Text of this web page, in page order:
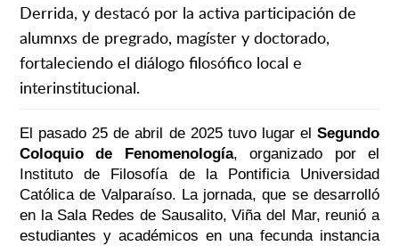
Derrida, y destacó por la activa participación de
alumnxs de pregrado, magíster y doctorado,
fortaleciendo el diálogo filosófico local e
interinstitucional.
El pasado 25 de abril de 2025 tuvo lugar elSegundo
Coloquio de Fenomenología, organizado por el
Instituto de Filosofía de la Pontificia Universidad
Católica de Valparaíso. La jornada, que se desarrolló
en la Sala Redes de Sausalito, Viña del Mar, reunió a
estudiantes y académicos en una fecunda instancia